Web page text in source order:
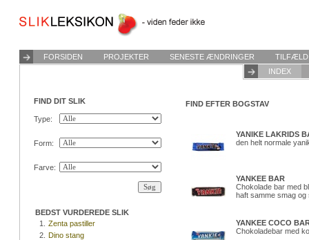
FORSIDEN PROJEKTER SENESTE ÆNDRINGER
INDEX
FIND DIT SLIK
Type:
Form:
Farve:
BEDST VURDEREDE SLIK
1.
Zenta pastiller
2. Dino stang
FIND EFTER BOGSTAV
YANIKE LAKRIDS
den helt normale
YANKEE BAR
Chokolade bar med
haft samme smag og
YANKEE COCO
Chokoladebar med